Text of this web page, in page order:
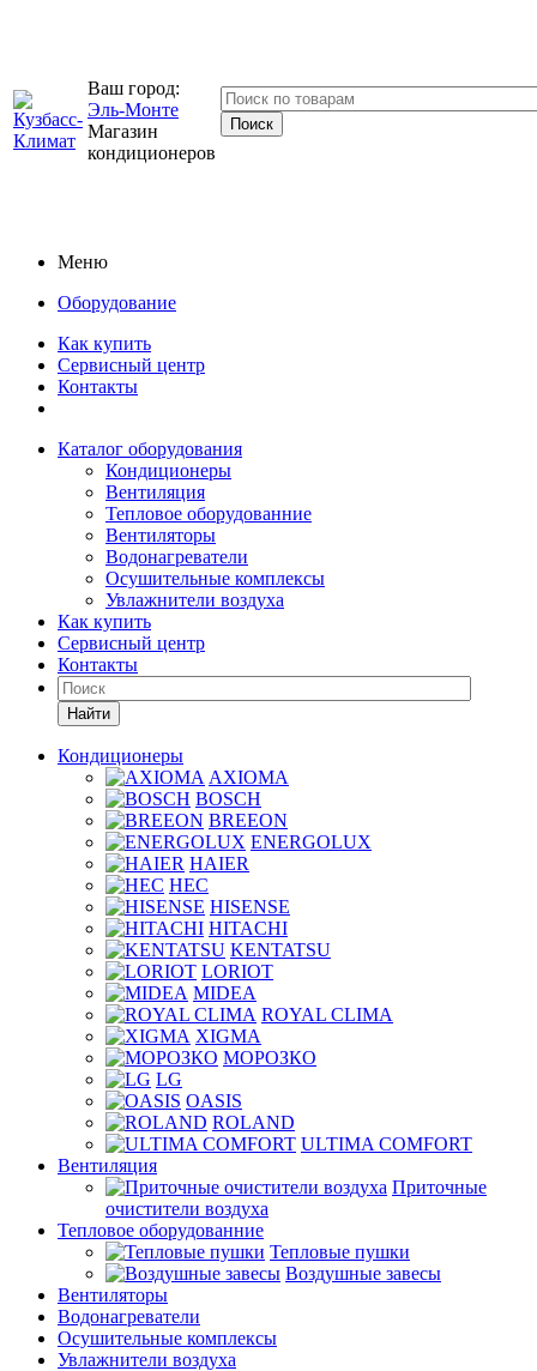
Ваш город:
Эль-Монте
Магазин
кондиционеров
Меню
Оборудование
Как купить
Сервисный центр
Контакты
Каталог оборудования
Кондиционеры
Вентиляция
Тепловое оборудованние
Вентиляторы
Водонагреватели
Осушительные комплексы
Увлажнители воздуха
Как купить
Сервисный центр
Контакты
Найти
Кондиционеры
AXIOMA
BOSCH
BREEON
ENERGOLUX
HAIER
HEC
HISENSE
HITACHI
KENTATSU
LORIOT
MIDEA
ROYAL CLIMA
XIGMA
МОРОЗКО
LG
OASIS
ROLAND
ULTIMA COMFORT
Вентиляция
Приточные
очистители воздуха
Тепловое оборудованние
Тепловые пушки
Воздушные завесы
Вентиляторы
Водонагреватели
Осушительные комплексы
Увлажнители воздуха